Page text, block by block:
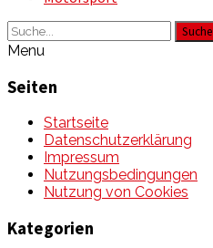
Suche
Menu
Seiten
Startseite
Datenschutzerklärung
Impressum
Nutzungsbedingungen
Nutzung von Cookies
Kategorien